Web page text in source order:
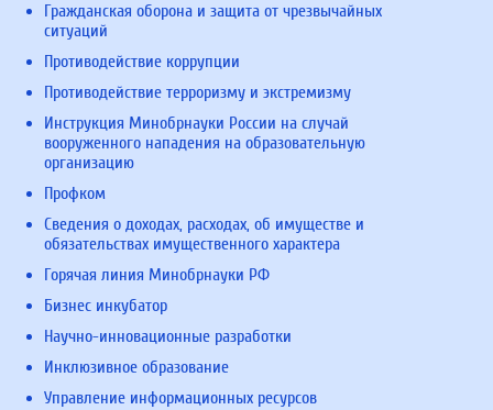
Гражданская оборона и защита от чрезвычайных
ситуаций
Противодействие коррупции
Противодействие терроризму и экстремизму
Инструкция Минобрнауки России на случай
вооруженного нападения на образовательную
организацию
Профком
Сведения о доходах, расходах, об имуществе и
обязательствах имущественного характера
Горячая линия Минобрнауки РФ
Бизнес инкубатор
Научно-инновационные разработки
Инклюзивное образование
Управление информационных ресурсов